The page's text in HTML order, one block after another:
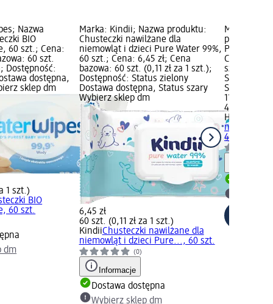
Nazwa
BIO
60 szt.; Cena:
60 szt.
Dostępność:
dostępna,
sklep dm
1 szt.)
BIO
60 szt.
dm
Marka: Kindii; Nazwa produktu:
Chusteczki nawilżane dla
niemowląt i dzieci Pure Water 99%,
60 szt.; Cena: 6,45 zł; Cena
bazowa: 60 szt. (0,11 zł za 1 szt.);
Dostępność: Status zielony
Dostawa dostępna, Status szary
Wybierz sklep dm
6,45 zł
60 szt. (0,11 zł za 1 szt.)
KindiiChusteczki nawilżane dla
niemowląt i dzieci Pure..., 60 szt.
(0)
Informacje
Dostawa dostępna
Wybierz sklep dm
Marka:
produktu:
Pure
Cena:
szt. (0,25
Status
Status
11,95 zł
48 szt.
HiPP
nawilżane
48 szt.